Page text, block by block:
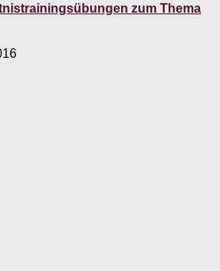
zum Thema